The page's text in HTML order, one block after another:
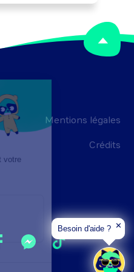
sécurité. Peut
sur un domaine
des stocks,
Peut
Mentions légales
Crédits
Besoin d'aide ? ✕